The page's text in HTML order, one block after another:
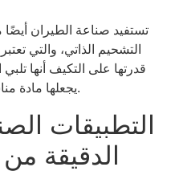
تستفيد صناعة الطيران
التشحيم الذاتي، والتي
قدرتها على التكيف أنها
يجعلها مادة مناسبة للاحتياجات الصناعية المتنوعة.
التطبيقات
الدقيقة